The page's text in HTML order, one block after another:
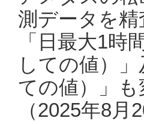
測データを
「日最大1時
しての値）
ての値）」
（2025年8月